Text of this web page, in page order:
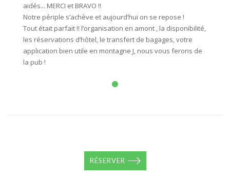
aidés... MERCI et BRAVO !!
Notre périple s’achève et aujourd’hui on se repose !
Tout était parfait !! l’organisation en amont , la disponibilité,
les réservations d’hôtel, le transfert de bagages, votre
application bien utile en montagne J, nous vous ferons de
la pub !
RÉSERVER